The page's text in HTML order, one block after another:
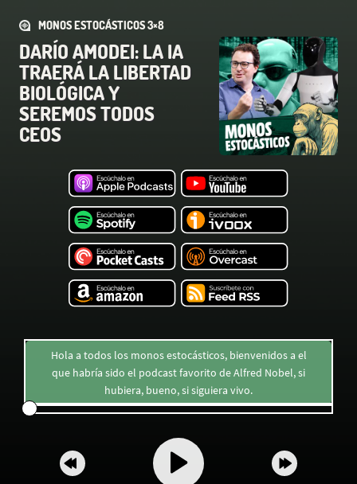
MONOS ESTOCÁSTICOS 3×8
DARÍO AMODEI: LA IA
TRAERÁ LA LIBERTAD
BIOLÓGICA Y
SEREMOS TODOS
CEOS
Hola a todos los monos estocásticos, bienvenidos a el
que habría sido el podcast favorito de Alfred Nobel, si
hubiera, bueno, si siguiera vivo.